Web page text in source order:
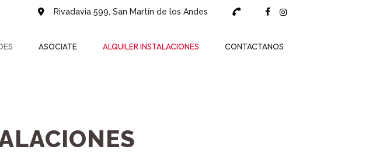
Rivadavia 599, San Martín de los Andes
ASOCIATE ALQUILER INSTALACIONES CONTACTANOS